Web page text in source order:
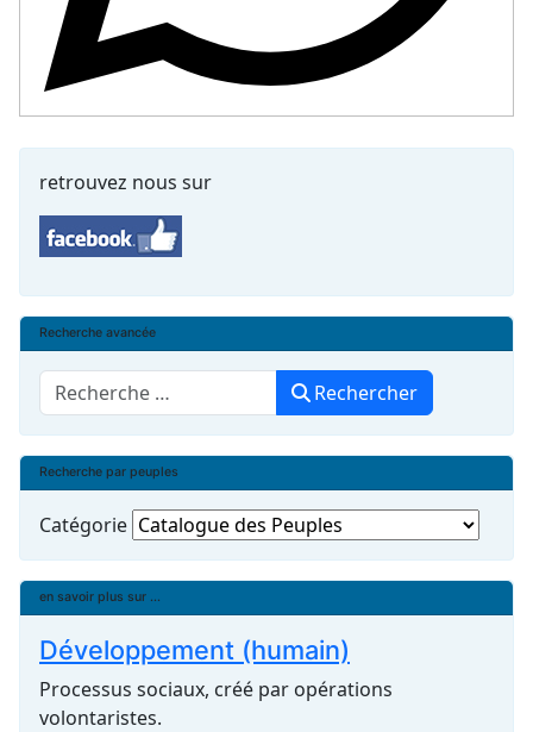
retrouvez nous sur
Recherche avancée
Rechercher Rechercher
Recherche par peuples
Catégorie
en savoir plus sur ...
Développement (humain)
Processus sociaux, créé par opérations
volontaristes.